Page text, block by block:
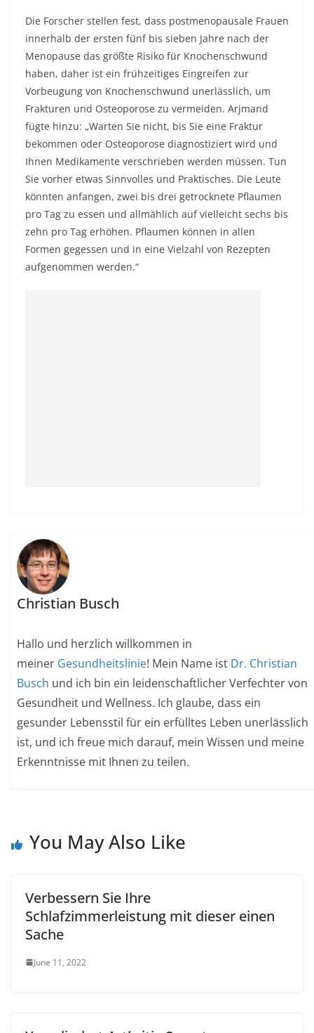
Die Forscher stellen fest, dass postmenopausale Frauen
innerhalb der ersten fünf bis sieben Jahre nach der
Menopause das größte Risiko für Knochenschwund
haben, daher ist ein frühzeitiges Eingreifen zur
Vorbeugung von Knochenschwund unerlässlich, um
Frakturen und Osteoporose zu vermeiden. Arjmand
fügte hinzu: „Warten Sie nicht, bis Sie eine Fraktur
bekommen oder Osteoporose diagnostiziert wird und
Ihnen Medikamente verschrieben werden müssen. Tun
Sie vorher etwas Sinnvolles und Praktisches. Die Leute
könnten anfangen, zwei bis drei getrocknete Pflaumen
pro Tag zu essen und allmählich auf vielleicht sechs bis
zehn pro Tag erhöhen. Pflaumen können in allen
Formen gegessen und in eine Vielzahl von Rezepten
aufgenommen werden.“
Christian Busch
Hallo und herzlich willkommen in
meiner Gesundheitslinie! Mein Name ist Dr. Christian
Busch und ich bin ein leidenschaftlicher Verfechter von
Gesundheit und Wellness. Ich glaube, dass ein
gesunder Lebensstil für ein erfülltes Leben unerlässlich
ist, und ich freue mich darauf, mein Wissen und meine
Erkenntnisse mit Ihnen zu teilen.
You May Also Like
Verbessern Sie Ihre
Schlafzimmerleistung mit dieser einen
Sache
June 11, 2022